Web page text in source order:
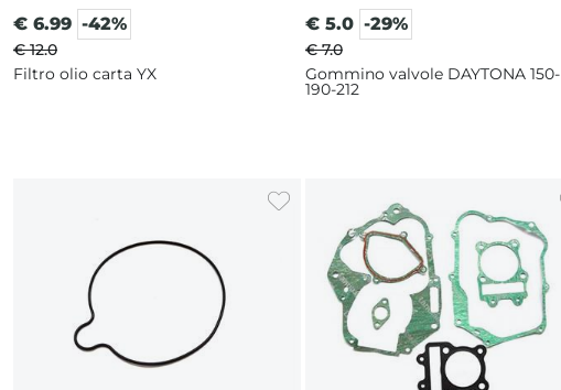
€ 6.99 -42%
€ 12.0
Filtro olio carta YX
€ 5.0 -29%
€ 7.0
Gommino valvole DAYTONA 150-
190-212